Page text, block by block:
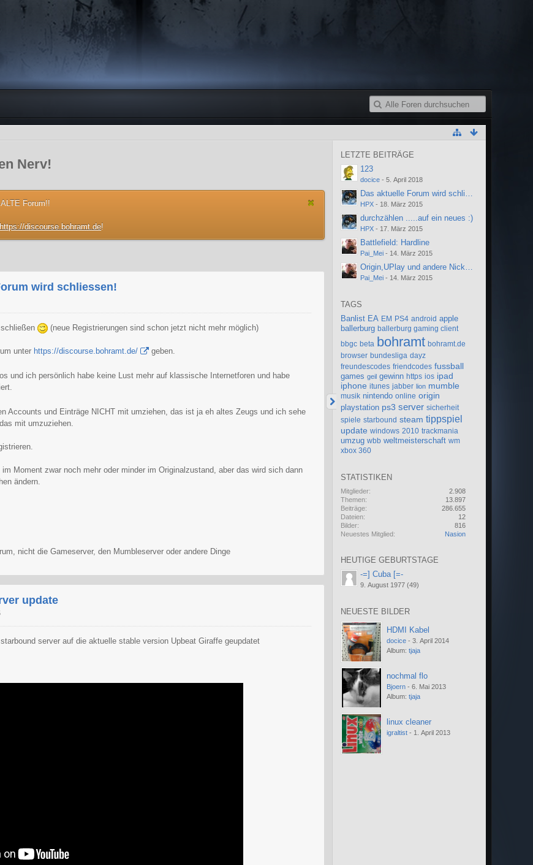
Nerv!
Forum!!
https://discourse.bohramt.de!
wird schliessen!
schließen (neue Registrierungen sind schon jetzt nicht mehr möglich)
unter https://discourse.bohramt.de/ geben.
und ich persönlich habe keine Lust mehr auf klassische Internetforen und habe
Accounts und Einträge NICHT mit umziehen, das ist ja eh altes Zeugs und ich sehe
mit umzuziehen.
Moment zwar noch mehr oder minder im Originalzustand, aber das wird sich dann
ändern.
nicht die Gameserver, den Mumbleserver oder andere Dinge
update
server auf die aktuelle stable version Upbeat Giraffe geupdatet
LETZTE BEITRÄGE
123
docice -5. April 2018
Das aktuelle Forum wird schliessen!
HPX - 18. März 2015
durchzählen .....auf ein neues :)
HPX - 17. März 2015
Battlefield: Hardline
Pai_Mei - 14. März 2015
Origin,UPlay und andere Nicknames
Pai_Mei - 14. März 2015
TAGS
Banlist EA EM PS4 android apple
ballerburg ballerburg gaming client
bbgc beta bohramt bohramt.de
browser bundesliga dayz
freundescodes friendcodes fussball
games geil gewinn https ios ipad
iphone itunes jabber lion mumble
musik nintendo online origin
playstation ps3 server sicherheit
spiele starbound steam tippspiel
update windows 2010 trackmania
umzug wbb weltmeisterschaft wm
xbox 360
STATISTIKEN
Mitglieder
2.908
Themen
13.897
Beiträge
286.655
Dateien
12
Bilder
816
Neuestes Mitglied
Nasion
HEUTIGE GEBURTSTAGE
-=] Cuba [=-
9. August 1977 (49)
NEUESTE BILDER
HDMI Kabel
docice -3. April 2014
Album:tjaja
nochmal flo
Bjoern -6. Mai 2013
Album:tjaja
linux cleaner
igraltist - 1. April 2013